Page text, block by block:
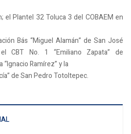
el Plantel 32 Toluca 3 del COBAEM en
Bás “Miguel Alamán” de San José
CBT No. 1 “Emiliano Zapata” de
Ramírez” y la
de San Pedro Totoltepec.